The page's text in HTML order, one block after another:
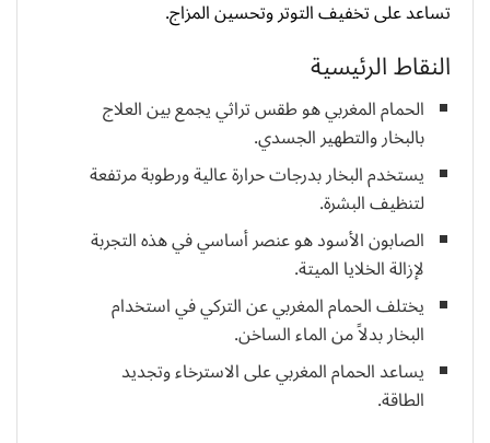
تساعد على تخفيف التوتر وتحسين المزاج.
النقاط الرئيسية
الحمام المغربي هو طقس تراثي يجمع بين العلاج
بالبخار والتطهير الجسدي.
يستخدم البخار بدرجات حرارة عالية ورطوبة مرتفعة
لتنظيف البشرة.
الصابون الأسود هو عنصر أساسي في هذه التجربة
لإزالة الخلايا الميتة.
يختلف الحمام المغربي عن التركي في استخدام
البخار بدلاً من الماء الساخن.
يساعد الحمام المغربي على الاسترخاء وتجديد
الطاقة.